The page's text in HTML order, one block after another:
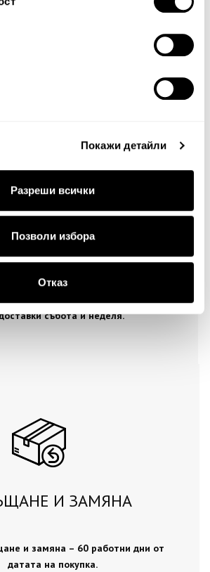
Покажи детайли
Разреши всички
Позволи избора
Отказ
адрес или до офис на ЕКОНТ в
на акции и намаления, срокът за
на 7 дни.
събота и неделя.
И ЗАМЯНА
и замяна – 60 работни дни от
датата на покупка.